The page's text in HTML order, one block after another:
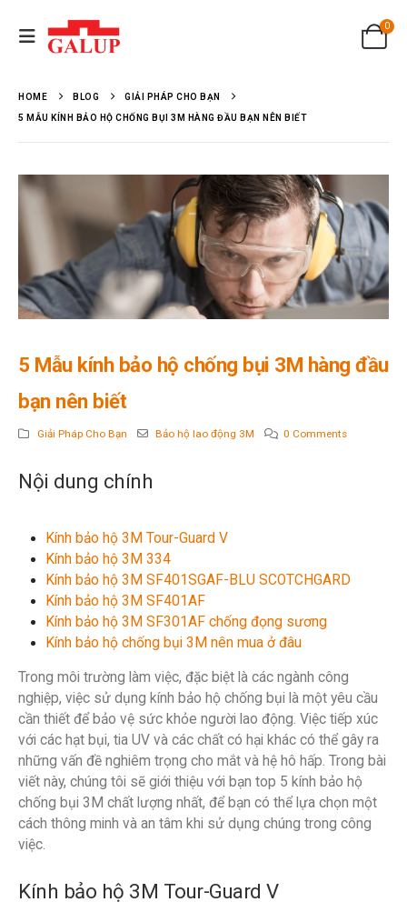
0
HOME BLOG GIẢI PHÁP CHO BẠN
5 MẪU KÍNH BẢO HỘ CHỐNG BỤI 3M HÀNG ĐẦU BẠN NÊN BIẾT
5 Mẫu kính bảo hộ chống bụi 3M hàng đầu
bạn nên biết
Giải Pháp Cho Bạn Bảo hộ lao động 3M 0 Comments
Nội dung chính
Kính bảo hộ 3M Tour-Guard V
Kính bảo hộ 3M 334
Kính bảo hộ 3M SF401SGAF-BLU SCOTCHGARD
Kính bảo hộ 3M SF401AF
Kính bảo hộ 3M SF301AF chống đọng sương
Kính bảo hộ chống bụi 3M nên mua ở đâu
Trong môi trường làm việc, đặc biệt là các ngành công
nghiệp, việc sử dụng kính bảo hộ chống bụi là một yêu cầu
cần thiết để bảo vệ sức khỏe người lao động. Việc tiếp xúc
với các hạt bụi, tia UV và các chất có hại khác có thể gây ra
những vấn đề nghiêm trọng cho mắt và hệ hô hấp. Trong bài
viết này, chúng tôi sẽ giới thiệu với bạn top 5 kính bảo hộ
chống bụi 3M chất lượng nhất, để bạn có thể lựa chọn một
cách thông minh và an tâm khi sử dụng chúng trong công
việc.
Kính bảo hộ 3M Tour-Guard V